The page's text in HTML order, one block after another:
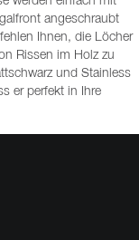
angeschraubt
Ihnen, die Löcher
Rissen im Holz zu
und Stainless
er perfekt in Ihre